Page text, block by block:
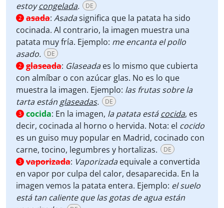
estoycongelada. DE
2 asada: Asadasignifica que la patata ha sido
cocinada. Al contrario, la imagen muestra una
patata muy fría. Ejemplo: me encanta el pollo
asado.
DE
2 glaseada: Glaseadaes lo mismo que cubierta
con almíbar o con azúcar glas. No es lo que
muestra la imagen. Ejemplo: las frutas sobre la
tarta están glaseadas. DE
3 cocida: En la imagen, la patata estácocida, es
decir, cocinada al horno o hervida. Nota: el cocido
es un guiso muy popular en Madrid, cocinado con
carne, tocino, legumbres y hortalizas.
DE
3 vaporizada: Vaporizadaequivale a convertida
en vapor por culpa del calor, desaparecida. En la
imagen vemos la patata entera. Ejemplo: el suelo
está tan caliente que las gotas de agua están